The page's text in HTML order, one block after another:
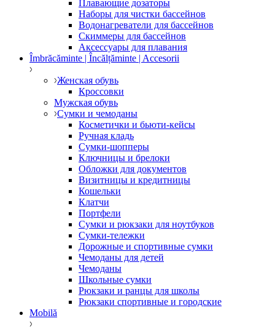
Плавающие дозаторы
Наборы для чистки бассейнов
Водонагреватели для бассейнов
Скиммеры для бассейнов
Аксессуары для плавания
Îmbrăcăminte | Încălțăminte | Accesorii
Женская обувь
Кроссовки
Мужская обувь
Сумки и чемоданы
Косметички и бьюти-кейсы
Ручная кладь
Сумки-шопперы
Ключницы и брелоки
Обложки для документов
Визитницы и кредитницы
Кошельки
Клатчи
Портфели
Сумки и рюкзаки для ноутбуков
Сумки-тележки
Дорожные и спортивные сумки
Чемоданы для детей
Чемоданы
Школьные сумки
Рюкзаки и ранцы для школы
Рюкзаки спортивные и городские
Mobilă